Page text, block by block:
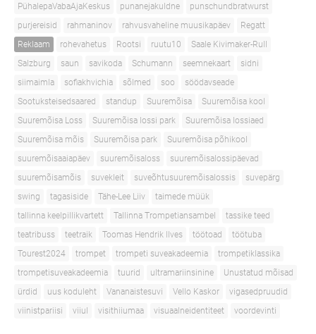
PühalepaVabaAjaKeskus
punanejakuldne
punschundbratwurst
purjereisid
rahmaninov rahvusvaheline muusikapäev
Regatt
Reklaam
rohevahetus Rootsi ruutu10
Saale Kivimaker-Rull
Salzburg
saun savikoda Schumann seemnekaart
sidni
siimaimla
sofiakhvichia sõlmed soo
söödavseade
Sootuksteisedsaared
standup Suuremõisa
Suuremõisa kool
Suuremõisa Loss
Suuremõisa lossi park
Suuremõisa lossiaed
Suuremõisa mõis
Suuremõisa park
Suuremõisa põhikool
suuremõisaaiapäev
suuremõisaloss
suuremõisalossipäevad
suuremõisamõis
suvekleit suveõhtusuuremõisalossis
suvepärg
swing
tagasiside Tähe-Lee Liiv
taimede müük
tallinna keelpillikvartett
Tallinna Trompetiansambel
tassike teed
teatribuss
teetraik Toomas Hendrik Ilves töötoad
töötuba
Tourest2024
trompet trompeti suveakadeemia
trompetiklassika
trompetisuveakadeemia
tuurid ultramariinsinine
Unustatud mõisad
ürdid
uus koduleht Vananaistesuvi Vello Kaskor
vigasedpruudid
viinistpariisi
viiul visithiiumaa visuaalneidentiteet voordevinti